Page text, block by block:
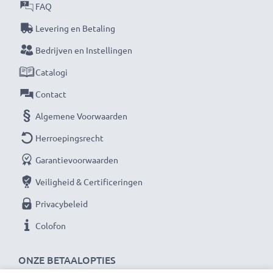
Kabelsoort:
★ 3 Jaar Garantie ★
Als internationale vakhandelaar sinds 2004 weten wij
waarom het draait bij hoogwaardige producten.
Daarom bieden wij 36 maanden garantie!
ONZE BETAALOPTIES
FAQ
Levering en Betaling
Bedrijven en Instellingen
Catalogi
Contact
Algemene Voorwaarden
Herroepingsrecht
Garantievoorwaarden
Veiligheid & Certificeringen
Privacybeleid
Colofon